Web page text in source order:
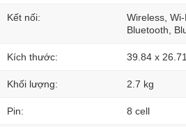
Kết nối:
Wireless,
Bluetooth,
Kích thước: 39.84 x
Khối lượng: 2.7 kg
Pin: 8 cell